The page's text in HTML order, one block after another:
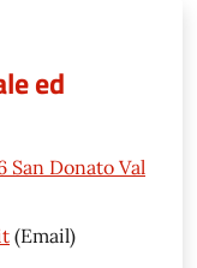
ed
San Donato Val
(Email)